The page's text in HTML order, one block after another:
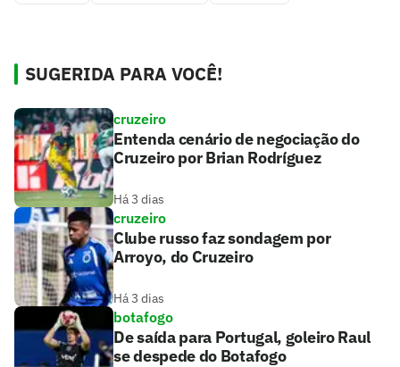
SUGERIDA PARA VOCÊ!
cruzeiro
Entenda cenário de negociação do
Cruzeiro por Brian Rodríguez
Há 3 dias
cruzeiro
Clube russo faz sondagem por
Arroyo, do Cruzeiro
Há 3 dias
botafogo
De saída para Portugal, goleiro Raul
se despede do Botafogo